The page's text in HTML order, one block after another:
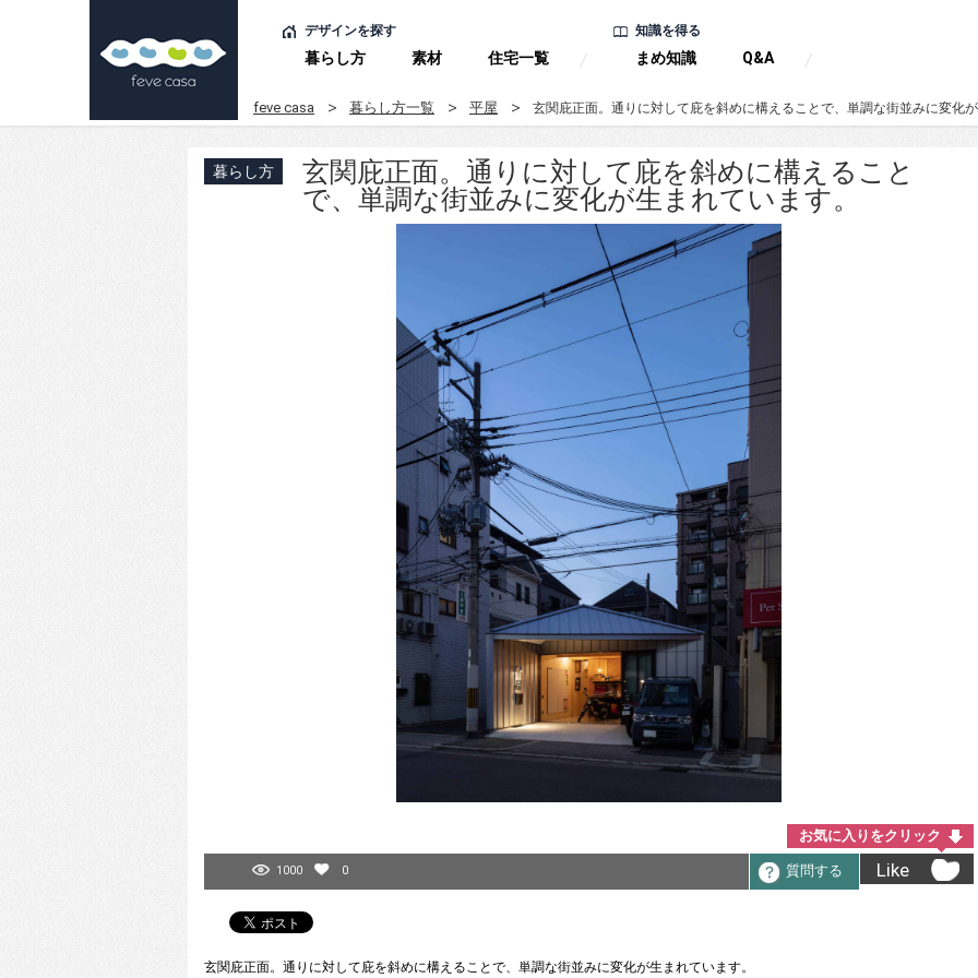
デザインを探す
暮らし方 素材 住宅一覧
知識を得る
まめ知識 Q&A
feve casa 暮らし方一覧 平屋 玄関庇正面。通りに対して庇を斜めに構えることで、単調な街並みに変化
暮らし方
玄関庇正面。通りに対して庇を斜めに構えること
で、単調な街並みに変化が生まれています。
お気に入りをクリック
1000 0 質問する Like
玄関庇正面。通りに対して庇を斜めに構えることで、単調な街並みに変化が生まれています。